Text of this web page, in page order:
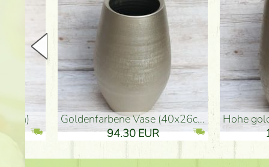
goldenfarbene Vase (40x26cm)
94.30 EUR
hohe goldenfarbene
135.20